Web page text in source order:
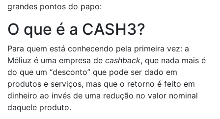
grandes pontos do papo:
O que é a CASH3?
Para quem está conhecendo pela primeira vez: a
Méliuz é uma empresa de cashback, que nada mais é
do que um “desconto” que pode ser dado em
produtos e serviços, mas que o retorno é feito em
dinheiro ao invés de uma redução no valor nominal
daquele produto.